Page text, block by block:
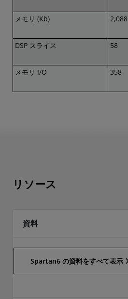
メモリ (Kb) 2,088
DSP スライス 58
メモリ I/O 358
リソース
資料
Spartan6 の資料をすべて表示